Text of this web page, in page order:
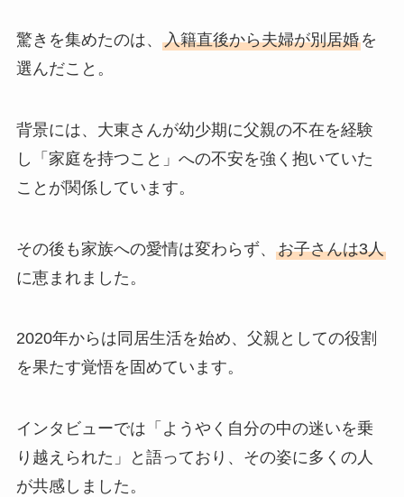
驚きを集めたのは、 入籍直後から夫婦が別居婚を
選んだこと。
背景には、大東さんが幼少期に父親の不在を経験
し「家庭を持つこと」への不安を強く抱いていた
ことが関係しています。
その後も家族への愛情は変わらず、 お子さんは3人
に恵まれました。
2020年からは同居生活を始め、父親としての役割
を果たす覚悟を固めています。
インタビューでは「ようやく自分の中の迷いを乗
り越えられた」と語っており、その姿に多くの人
が共感しました。